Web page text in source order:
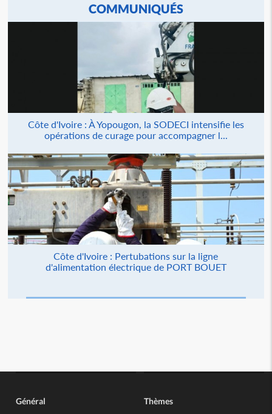
COMMUNIQUÉS
Côte d'Ivoire : À Yopougon, la SODECI intensifie les
opérations de curage pour accompagner l...
Côte d'Ivoire : Pertubations sur la ligne
d'alimentation électrique de PORT BOUET
Général Thèmes